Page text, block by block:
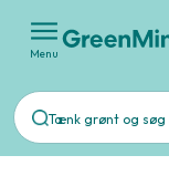
Menu